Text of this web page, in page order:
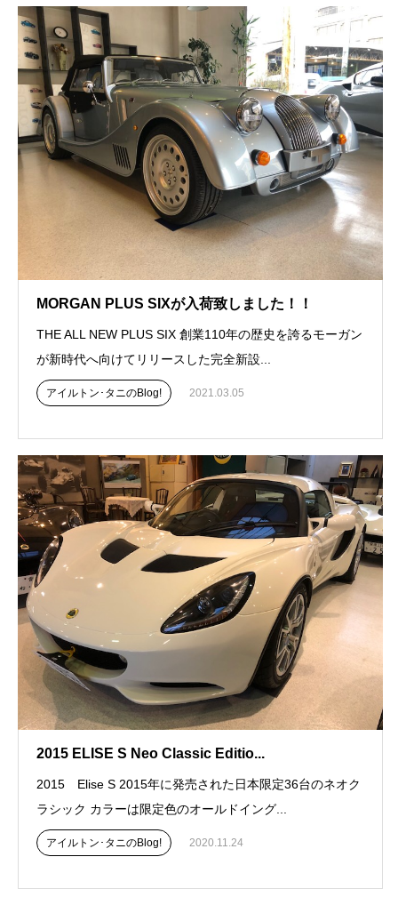
MORGAN PLUS SIXが入荷致しました！！
THE ALL NEW PLUS SIX 創業110年の歴史を誇るモーガン
が新時代へ向けてリリースした完全新設...
アイルトン･タニのBlog! 2021.03.05
2015 ELISE S Neo Classic Editio...
2015 Elise S 2015年に発売された日本限定36台のネオク
ラシック カラーは限定色のオールドイング...
アイルトン･タニのBlog! 2020.11.24